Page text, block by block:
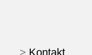
> Kontakt